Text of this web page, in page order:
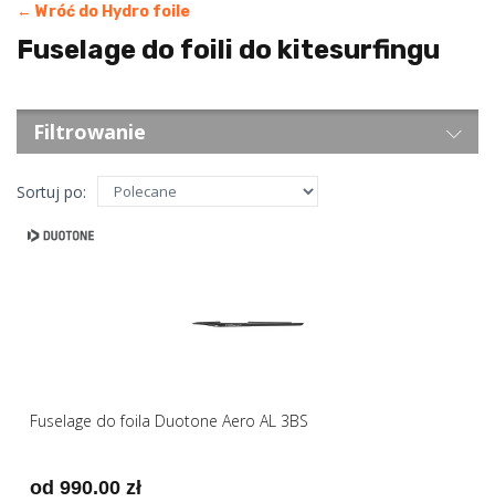
← Wróć do Hydro foile
Fuselage do foili do kitesurfingu
Filtrowanie
Sortuj po:
Fuselage do foila Duotone Aero AL 3BS
od 990.00 zł